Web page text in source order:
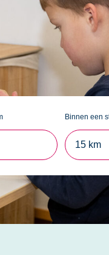
is er voldoende ruimte
heeft een
zijn
2Ballonnen
en een vrijblijvende
Binnen een
15 km